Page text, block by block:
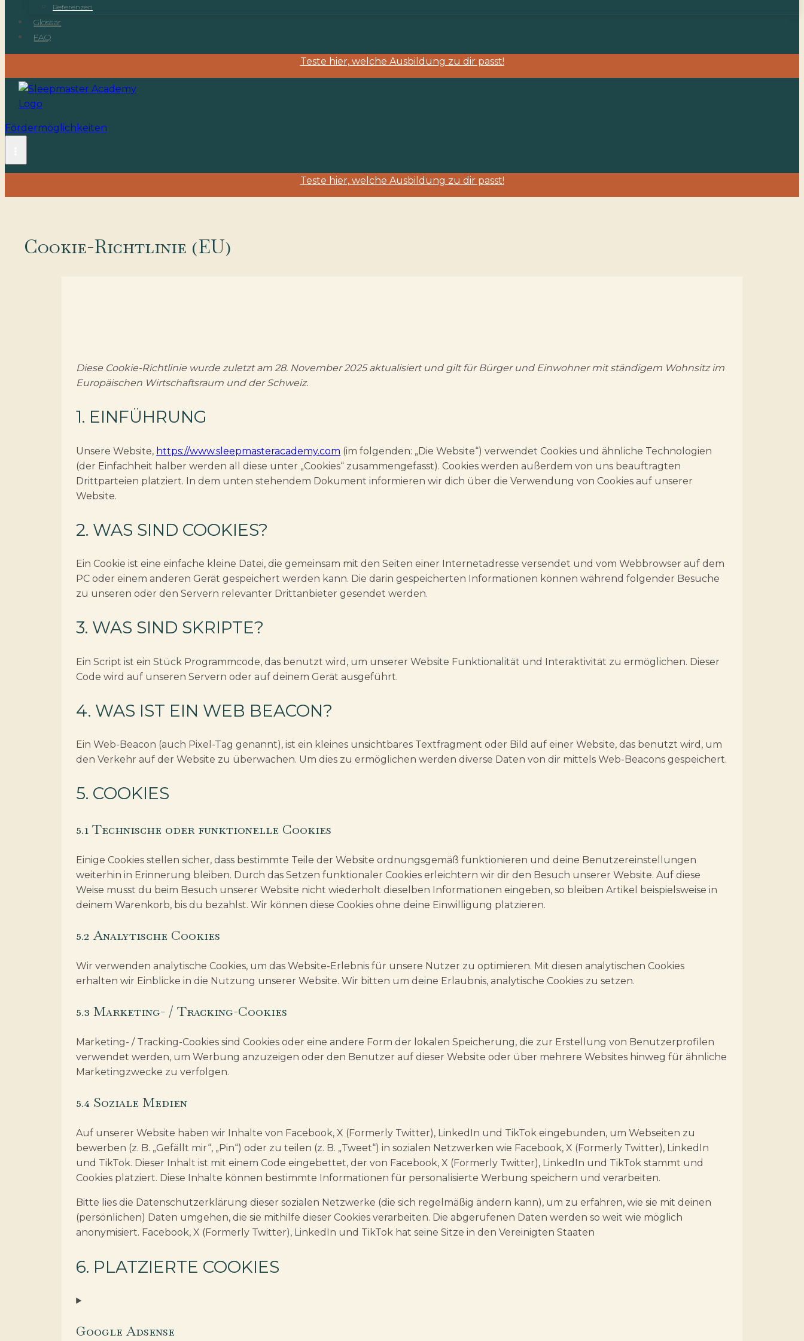
Referenzen
Glossar
FAQ
Teste hier, welche Ausbildung zu dir passt!
Fördermöglichkeiten
Teste hier, welche Ausbildung zu dir passt!
Cookie-Richtlinie (EU)
Diese Cookie-Richtlinie wurde zuletzt am 28. November 2025 aktualisiert und gilt für Bürger und Einwohner mit ständigem Wohnsitz im
Europäischen Wirtschaftsraum und der Schweiz.
1. EINFÜHRUNG
Unsere Website, https://www.sleepmasteracademy.com (im folgenden: „Die Website“) verwendet Cookies und ähnliche Technologien
(der Einfachheit halber werden all diese unter „Cookies“ zusammengefasst). Cookies werden außerdem von uns beauftragten
Drittparteien platziert. In dem unten stehendem Dokument informieren wir dich über die Verwendung von Cookies auf unserer
Website.
2. WAS SIND COOKIES?
Ein Cookie ist eine einfache kleine Datei, die gemeinsam mit den Seiten einer Internetadresse versendet und vom Webbrowser auf dem
PC oder einem anderen Gerät gespeichert werden kann. Die darin gespeicherten Informationen können während folgender Besuche
zu unseren oder den Servern relevanter Drittanbieter gesendet werden.
3. WAS SIND SKRIPTE?
Ein Script ist ein Stück Programmcode, das benutzt wird, um unserer Website Funktionalität und Interaktivität zu ermöglichen. Dieser
Code wird auf unseren Servern oder auf deinem Gerät ausgeführt.
4. WAS IST EIN WEB BEACON?
Ein Web-Beacon (auch Pixel-Tag genannt), ist ein kleines unsichtbares Textfragment oder Bild auf einer Website, das benutzt wird, um
den Verkehr auf der Website zu überwachen. Um dies zu ermöglichen werden diverse Daten von dir mittels Web-Beacons gespeichert.
5. COOKIES
5.1 Technische oder funktionelle Cookies
Einige Cookies stellen sicher, dass bestimmte Teile der Website ordnungsgemäß funktionieren und deine Benutzereinstellungen
weiterhin in Erinnerung bleiben. Durch das Setzen funktionaler Cookies erleichtern wir dir den Besuch unserer Website. Auf diese
Weise musst du beim Besuch unserer Website nicht wiederholt dieselben Informationen eingeben, so bleiben Artikel beispielsweise in
deinem Warenkorb, bis du bezahlst. Wir können diese Cookies ohne deine Einwilligung platzieren.
5.2 Analytische Cookies
Wir verwenden analytische Cookies, um das Website-Erlebnis für unsere Nutzer zu optimieren. Mit diesen analytischen Cookies
erhalten wir Einblicke in die Nutzung unserer Website. Wir bitten um deine Erlaubnis, analytische Cookies zu setzen.
5.3 Marketing- / Tracking-Cookies
Marketing- / Tracking-Cookies sind Cookies oder eine andere Form der lokalen Speicherung, die zur Erstellung von Benutzerprofilen
verwendet werden, um Werbung anzuzeigen oder den Benutzer auf dieser Website oder über mehrere Websites hinweg für ähnliche
Marketingzwecke zu verfolgen.
5.4 Soziale Medien
Auf unserer Website haben wir Inhalte von Facebook, X (Formerly Twitter), LinkedIn und TikTok eingebunden, um Webseiten zu
bewerben (z. B. „Gefällt mir“, „Pin“) oder zu teilen (z. B. „Tweet“) in sozialen Netzwerken wie Facebook, X (Formerly Twitter), LinkedIn
und TikTok. Dieser Inhalt ist mit einem Code eingebettet, der von Facebook, X (Formerly Twitter), LinkedIn und TikTok stammt und
Cookies platziert. Diese Inhalte können bestimmte Informationen für personalisierte Werbung speichern und verarbeiten.
Bitte lies die Datenschutzerklärung dieser sozialen Netzwerke (die sich regelmäßig ändern kann), um zu erfahren, wie sie mit deinen
(persönlichen) Daten umgehen, die sie mithilfe dieser Cookies verarbeiten. Die abgerufenen Daten werden so weit wie möglich
anonymisiert. Facebook, X (Formerly Twitter), LinkedIn und TikTok hat seine Sitze in den Vereinigten Staaten
6. PLATZIERTE COOKIES
Google Adsense